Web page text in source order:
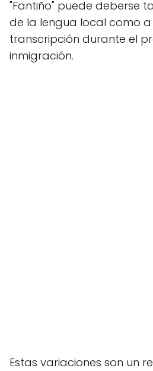
"Fantiño" puede deberse
de la lengua local como a
transcripción durante el
inmigración.
Estas variaciones son un